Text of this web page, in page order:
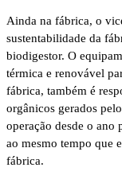
Ainda na fábrica, o
sustentabilidade da
biodigestor. O
térmica e renovável
fábrica, também é
orgânicos gerados
operação desde o ano
ao mesmo tempo que
fábrica.